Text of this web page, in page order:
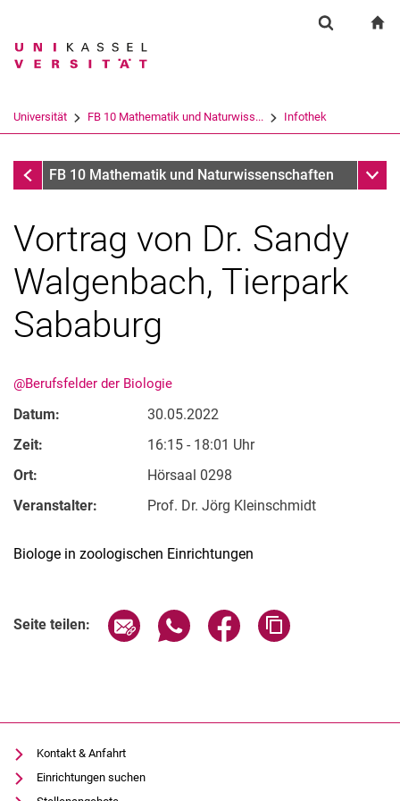
Springe direkt zu: Inhalt
Springe direkt zu: Suche
Springe direkt zu:
Suchbegriff
Suchen (öffnet externen Link in einem
Universität FB 10 Mathematik und Naturwiss... Infothek
InfothekFB 10 Mathematik und Naturwissenschaften
Vortrag von Dr. Sandy
Walgenbach, Tierpark
Sababurg
@Berufsfelder der Biologie
Datum:
30.05.2022
Zeit:
16:15 - 18:01 Uhr
Ort:
Hörsaal 0298
Veranstalter:
Prof. Dr. Jörg Kleinschmidt
Biologe in zoologischen Einrichtungen
Seite teilen: Seite über E-Mail teilen
Seite über WhatsApp teilen
Seite über Facebook
Kontakt & Anfahrt
Einrichtungen suchen